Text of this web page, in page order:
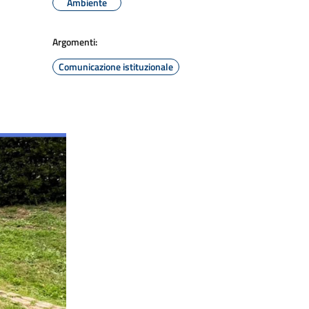
Argomenti:
Comunicazione istituzionale